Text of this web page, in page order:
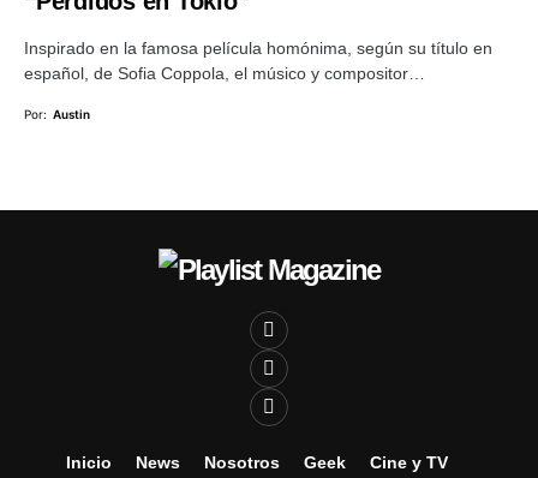
Inspirado en la famosa película homónima, según su título en
español, de Sofia Coppola, el músico y compositor…
Por: Austin
Inicio News Nosotros Geek Cine y TV